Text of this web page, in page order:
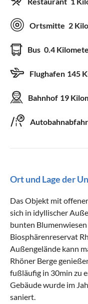
Ortsmitte 2
Bus 0.4
Flughafen 145
Bahnhof 19
Ort und Lage der
Das Objekt mit
sich in idyllischer
bunten
Biosphärenreservat
Außengelände kann
Rhöner Berge
fußläufig in 30min zu
Gebäude wurde im
saniert.